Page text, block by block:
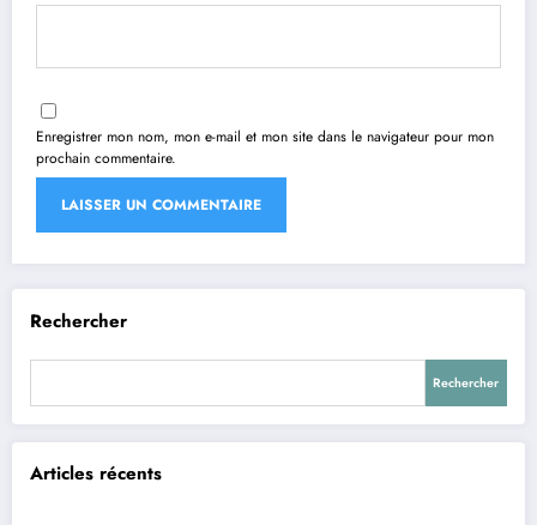
Enregistrer mon nom, mon e-mail et mon site dans le navigateur pour mon
prochain commentaire.
Rechercher
Rechercher
Articles récents